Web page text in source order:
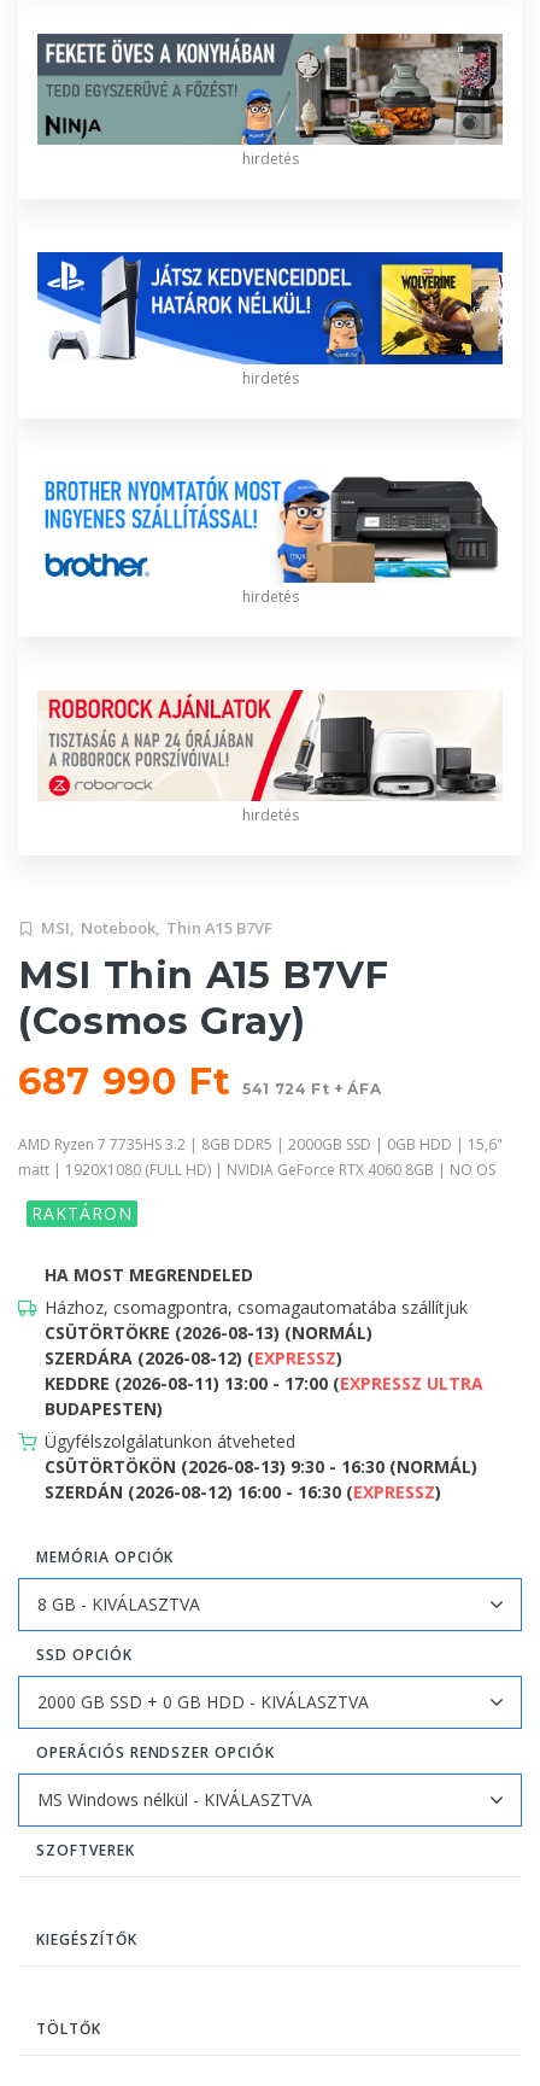
hirdetés
hirdetés
hirdetés
hirdetés
MSI, Notebook, Thin A15 B7VF
MSI Thin A15 B7VF
(Cosmos Gray)
687 990 Ft541 724 Ft + ÁFA
AMD Ryzen 7 7735HS 3.2 | 8GB DDR5 | 2000GB SSD | 0GB HDD | 15,6"
matt | 1920X1080 (FULL HD) | NVIDIA GeForce RTX 4060 8GB | NO OS
RAKTÁRON
HA MOST MEGRENDELED
Házhoz, csomagpontra, csomagautomatába szállítjuk
CSÜTÖRTÖKRE (2026-08-13) (NORMÁL)
SZERDÁRA (2026-08-12) (EXPRESSZ)
KEDDRE (2026-08-11) 13:00 - 17:00 (EXPRESSZ ULTRA
BUDAPESTEN)
Ügyfélszolgálatunkon átveheted
CSÜTÖRTÖKÖN (2026-08-13) 9:30 - 16:30 (NORMÁL)
SZERDÁN (2026-08-12) 16:00 - 16:30 (EXPRESSZ)
MEMÓRIA OPCIÓK
SSD OPCIÓK
OPERÁCIÓS RENDSZER OPCIÓK
SZOFTVEREK
KIEGÉSZÍTŐK
TÖLTŐK